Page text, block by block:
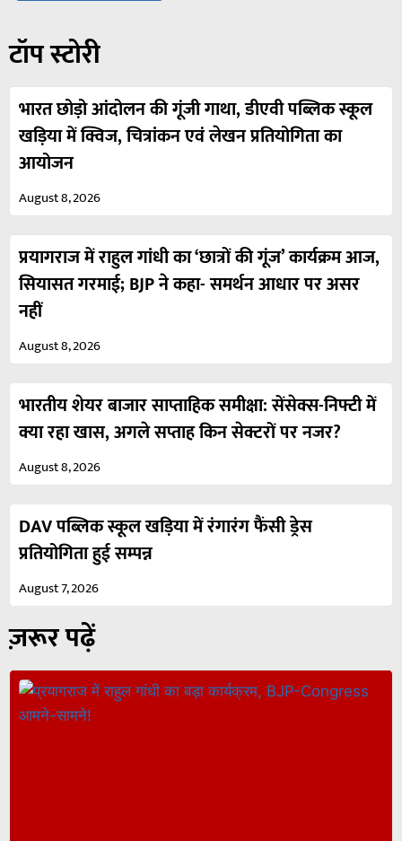
टॉप स्टोरी
भारत छोड़ो आंदोलन की गूंजी गाथा, डीएवी पब्लिक स्कूल
खड़िया में क्विज, चित्रांकन एवं लेखन प्रतियोगिता का
आयोजन
August 8, 2026
प्रयागराज में राहुल गांधी का ‘छात्रों की गूंज’ कार्यक्रम आज,
सियासत गरमाई; BJP ने कहा- समर्थन आधार पर असर
नहीं
August 8, 2026
भारतीय शेयर बाजार साप्ताहिक समीक्षा: सेंसेक्स-निफ्टी में
क्या रहा खास, अगले सप्ताह किन सेक्टरों पर नजर?
August 8, 2026
DAV पब्लिक स्कूल खड़िया में रंगारंग फैंसी ड्रेस
प्रतियोगिता हुई सम्पन्न
August 7, 2026
ज़रूर पढ़ें